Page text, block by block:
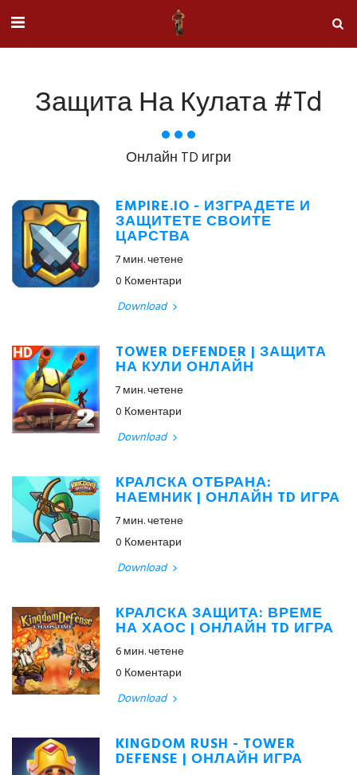
Защита На Кулата #td
Онлайн TD игри
EMPIRE.IO - ИЗГРАДЕТЕ И
ЗАЩИТЕТЕ СВОИТЕ
ЦАРСТВА
7 мин. четене
0 Коментари
Download
TOWER DEFENDER | ЗАЩИТА
НА КУЛИ ОНЛАЙН
7 мин. четене
0 Коментари
Download
КРАЛСКА ОТБРАНА:
НАЕМНИК | ОНЛАЙН TD ИГРА
7 мин. четене
0 Коментари
Download
КРАЛСКА ЗАЩИТА: ВРЕМЕ
НА ХАОС | ОНЛАЙН TD ИГРА
6 мин. четене
0 Коментари
Download
KINGDOM RUSH - TOWER
DEFENSE | ОНЛАЙН ИГРА